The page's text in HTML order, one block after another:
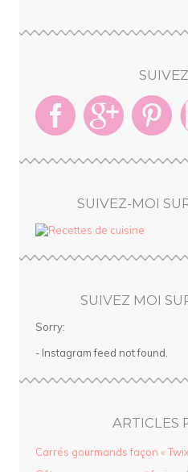
SUIVEZ-MOI
SUIVEZ MOI
Sorry:
- Instagram feed not found.
ARTICLES
Carrés gourmands façon «